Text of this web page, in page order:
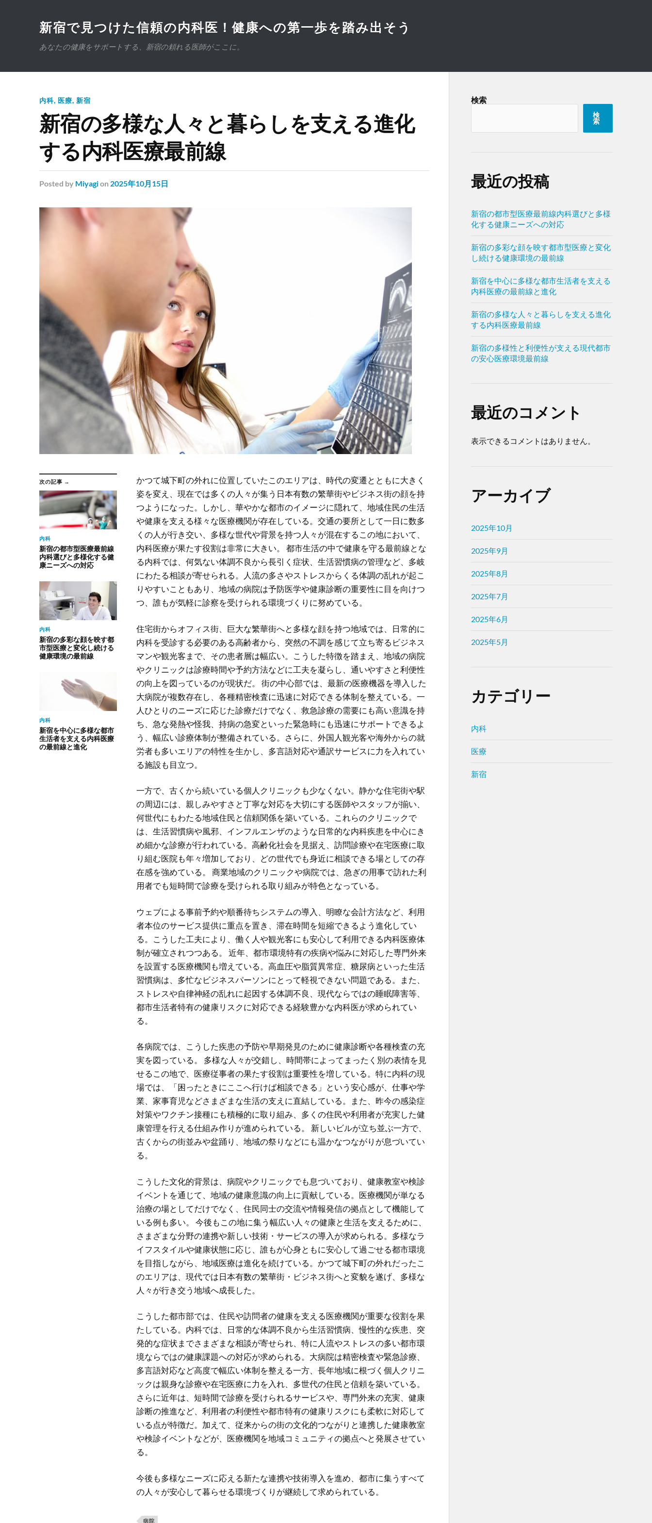
新宿で見つけた信頼の内科医！健康への第一歩を踏み出そう
あなたの健康をサポートする、新宿の頼れる医師がここに。
内科, 医療, 新宿
新宿の多様な人々と暮らしを支える進化
する内科医療最前線
Posted by Miyagion 2025年10月15日
次の記事 →
内科
新宿の都市型医療最前線
内科選びと多様化する健
康ニーズへの対応
内科
新宿の多彩な顔を映す都
市型医療と変化し続ける
健康環境の最前線
内科
新宿を中心に多様な都市
生活者を支える内科医療
の最前線と進化
かつて城下町の外れに位置していたこのエリアは、時代の変遷とともに大きく
姿を変え、現在では多くの人々が集う日本有数の繁華街やビジネス街の顔を持
つようになった。
しかし、華やかな都市のイメージに隠れて、地域住民の生活
や健康を支える様々な医療機関が存在している。交通の要所として一日に数多
くの人が行き交い、多様な世代や背景を持つ人々が混在するこの地において、
内科医療が果たす役割は非常に大きい。 都市生活の中で健康を守る最前線とな
る内科では、何気ない体調不良から長引く症状、生活習慣病の管理など、多岐
にわたる相談が寄せられる。人流の多さやストレスからくる体調の乱れが起こ
りやすいこともあり、地域の病院は予防医学や健康診断の重要性に目を向けつ
つ、誰もが気軽に診察を受けられる環境づくりに努めている。
住宅街からオフィス街、巨大な繁華街へと多様な顔を持つ地域では、日常的に
内科を受診する必要のある高齢者から、突然の不調を感じて立ち寄るビジネス
マンや観光客まで、その患者層は幅広い。こうした特徴を踏まえ、地域の病院
やクリニックは診療時間や予約方法などに工夫を凝らし、通いやすさと利便性
の向上を図っているのが現状だ。 街の中心部では、最新の医療機器を導入した
大病院が複数存在し、各種精密検査に迅速に対応できる体制を整えている。一
人ひとりのニーズに応じた診療だけでなく、救急診療の需要にも高い意識を持
ち、急な発熱や怪我、持病の急変といった緊急時にも迅速にサポートできるよ
う、幅広い診療体制が整備されている。さらに、外国人観光客や海外からの就
労者も多いエリアの特性を生かし、多言語対応や通訳サービスに力を入れてい
る施設も目立つ。
一方で、古くから続いている個人クリニックも少なくない。静かな住宅街や駅
の周辺には、親しみやすさと丁寧な対応を大切にする医師やスタッフが揃い、
何世代にもわたる地域住民と信頼関係を築いている。これらのクリニックで
は、生活習慣病や風邪、インフルエンザのような日常的な内科疾患を中心にき
め細かな診療が行われている。高齢化社会を見据え、訪問診療や在宅医療に取
り組む医院も年々増加しており、どの世代でも身近に相談できる場としての存
在感を強めている。 商業地域のクリニックや病院では、急ぎの用事で訪れた利
用者でも短時間で診療を受けられる取り組みが特色となっている。
ウェブによる事前予約や順番待ちシステムの導入、明瞭な会計方法など、利用
者本位のサービス提供に重点を置き、滞在時間を短縮できるよう進化してい
る。こうした工夫により、働く人や観光客にも安心して利用できる内科医療体
制が確立されつつある。 近年、都市環境特有の疾病や悩みに対応した専門外来
を設置する医療機関も増えている。高血圧や脂質異常症、糖尿病といった生活
習慣病は、多忙なビジネスパーソンにとって軽視できない問題である。また、
ストレスや自律神経の乱れに起因する体調不良、現代ならではの睡眠障害等、
都市生活者特有の健康リスクに対応できる経験豊かな内科医が求められてい
る。
各病院では、こうした疾患の予防や早期発見のために健康診断や各種検査の充
実を図っている。 多様な人々が交錯し、時間帯によってまったく別の表情を見
せるこの地で、医療従事者の果たす役割は重要性を増している。特に内科の現
場では、「困ったときにここへ行けば相談できる」という安心感が、仕事や学
業、家事育児などさまざまな生活の支えに直結している。また、昨今の感染症
対策やワクチン接種にも積極的に取り組み、多くの住民や利用者が充実した健
康管理を行える仕組み作りが進められている。 新しいビルが立ち並ぶ一方で、
古くからの街並みや盆踊り、地域の祭りなどにも温かなつながりが息づいてい
る。
こうした文化的背景は、病院やクリニックでも息づいており、健康教室や検診
イベントを通じて、地域の健康意識の向上に貢献している。医療機関が単なる
治療の場としてだけでなく、住民同士の交流や情報発信の拠点として機能して
いる例も多い。 今後もこの地に集う幅広い人々の健康と生活を支えるために、
さまざまな分野の連携や新しい技術・サービスの導入が求められる。多様なラ
イフスタイルや健康状態に応じ、誰もが心身ともに安心して過ごせる都市環境
を目指しながら、地域医療は進化を続けている。かつて城下町の外れだったこ
のエリアは、現代では日本有数の繁華街・ビジネス街へと変貌を遂げ、多様な
人々が行き交う地域へ成長した。
こうした都市部では、住民や訪問者の健康を支える医療機関が重要な役割を果
たしている。内科では、日常的な体調不良から生活習慣病、慢性的な疾患、突
発的な症状までさまざまな相談が寄せられ、特に人流やストレスの多い都市環
境ならではの健康課題への対応が求められる。大病院は精密検査や緊急診療、
多言語対応など高度で幅広い体制を整える一方、長年地域に根づく個人クリニ
ックは親身な診療や在宅医療に力を入れ、多世代の住民と信頼を築いている。
さらに近年は、短時間で診療を受けられるサービスや、専門外来の充実、健康
診断の推進など、利用者の利便性や都市特有の健康リスクにも柔軟に対応して
いる点が特徴だ。加えて、従来からの街の文化的つながりと連携した健康教室
や検診イベントなどが、医療機関を地域コミュニティの拠点へと発展させてい
る。
今後も多様なニーズに応える新たな連携や技術導入を進め、都市に集うすべて
の人々が安心して暮らせる環境づくりが継続して求められている。
病院
検索
検
索
最近の投稿
新宿の都市型医療最前線内科選びと多様
化する健康ニーズへの対応
新宿の多彩な顔を映す都市型医療と変化
し続ける健康環境の最前線
新宿を中心に多様な都市生活者を支える
内科医療の最前線と進化
新宿の多様な人々と暮らしを支える進化
する内科医療最前線
新宿の多様性と利便性が支える現代都市
の安心医療環境最前線
最近のコメント
表示できるコメントはありません。
アーカイブ
2025年10月
2025年9月
2025年8月
2025年7月
2025年6月
2025年5月
カテゴリー
内科
医療
新宿